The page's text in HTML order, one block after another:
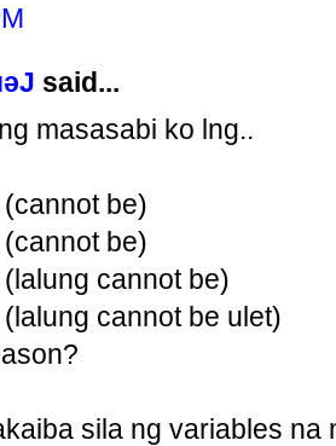
said...
masasabi ko lng..
be)
be)
cannot be)
cannot be ulet)
sila ng variables na